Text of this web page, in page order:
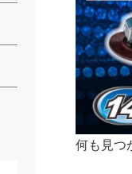
何も見つ